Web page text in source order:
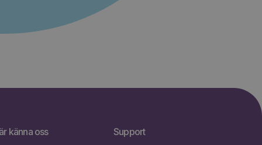
känna oss Support